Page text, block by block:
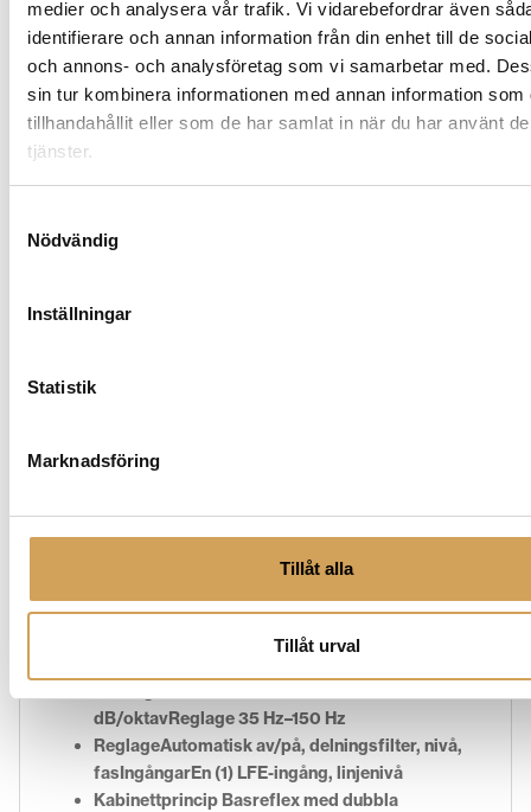
medier och analysera vår trafik. Vi vidarebefordrar även
identifierare och annan information från din enhet till de
och annons- och analysföretag som vi samarbetar med.
sin tur kombinera informationen med annan information som
tillhandahållit eller som de har samlat in när du har använt
tjänster.
Nödvändig
Inställningar
Statistik
Marknadsföring
Tillåt alla
Tillåt urval
Lågfrekvenselement 10-tums (250 mm) ribbat
baselement av polycellulosa med lång
slaglängd
Förstärkareffekt 150 W RMS (300 W dynamisk)
dB/oktavReglage 35 Hz–150 Hz
ReglageAutomatisk av/på, delningsfilter, nivå,
fasIngångarEn (1) LFE-ingång, linjenivå
Kabinettprincip Basreflex med dubbla